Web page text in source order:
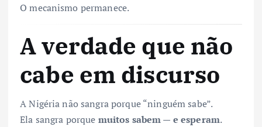
O mecanismo permanece.
A verdade que não
cabe em discurso
A Nigéria não sangra porque “ninguém sabe”.
Ela sangra porque muitos sabem — e esperam.